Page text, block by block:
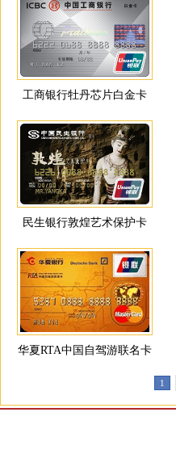
工商银行牡丹芯片白金卡
民生银行敦煌艺术保护卡
华夏RTA中国自驾游联名卡
1